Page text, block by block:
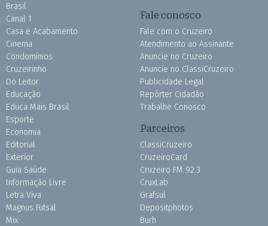
Brasil
Canal 1
Casa e Acabamento
Cinema
Condomínios
Cruzeirinho
Do Leitor
Educação
Educa Mais Brasil
Esporte
Economia
Editorial
Exterior
Guia Saúde
Informação Livre
Letra Viva
Magnus Futsal
Mix
Fale conosco
Fale com o Cruzeiro
Atendimento ao Assinante
Anuncie no Cruzeiro
Anuncie no ClassiCruzeiro
Publicidade Legal
Repórter Cidadão
Trabalhe Conosco
Parceiros
ClassiCruzeiro
CruzeiroCard
Cruzeiro FM 92.3
CruxLab
Grafsul
Depositphotos
Burh